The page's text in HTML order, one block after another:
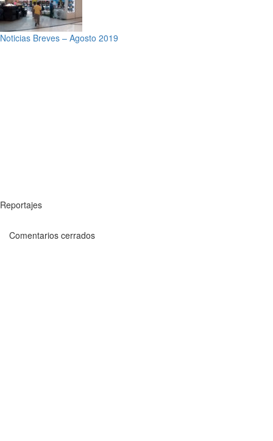
Noticias Breves – Agosto 2019
Reportajes
Comentarios cerrados